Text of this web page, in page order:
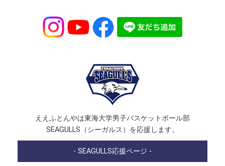
ええふとんやは東海大学男子バスケットボール部
SEAGULLS（シーガルス）を応援します。
- SEAGULLS応援ページ -